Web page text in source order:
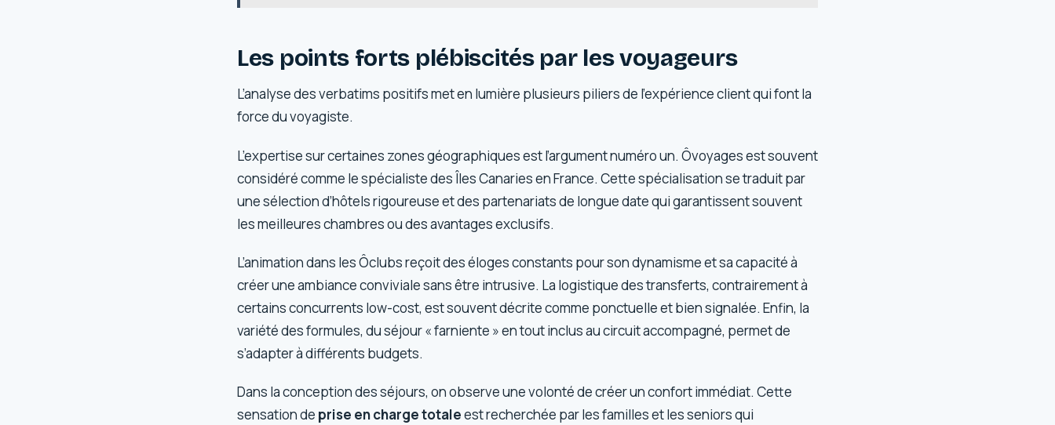
Les points forts plébiscités par les voyageurs
L’analyse des verbatims positifs met en lumière plusieurs piliers de l’expérience client qui font la
force du voyagiste.
L’expertise sur certaines zones géographiques est l’argument numéro un. Ôvoyages est souvent
considéré comme le spécialiste des Îles Canaries en France. Cette spécialisation se traduit par
une sélection d’hôtels rigoureuse et des partenariats de longue date qui garantissent souvent
les meilleures chambres ou des avantages exclusifs.
L’animation dans les Ôclubs reçoit des éloges constants pour son dynamisme et sa capacité à
créer une ambiance conviviale sans être intrusive. La logistique des transferts, contrairement à
certains concurrents low-cost, est souvent décrite comme ponctuelle et bien signalée. Enfin, la
variété des formules, du séjour « farniente » en tout inclus au circuit accompagné, permet de
s’adapter à différents budgets.
Dans la conception des séjours, on observe une volonté de créer un confort immédiat. Cette
sensation de prise en charge totaleest recherchée par les familles et les seniors qui